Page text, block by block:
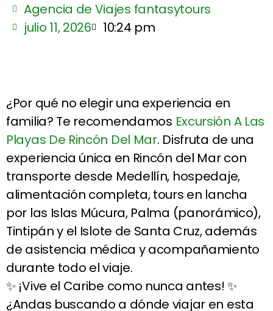
Agencia de Viajes fantasytours
julio 11, 2026
10:24 pm
¿Por qué no elegir una experiencia en
familia? Te recomendamos Excursión A Las
Playas De Rincón Del Mar. Disfruta de una
experiencia única en Rincón del Mar con
transporte desde Medellín, hospedaje,
alimentación completa, tours en lancha
por las Islas Múcura, Palma (panorámico),
Tintipán y el Islote de Santa Cruz, además
de asistencia médica y acompañamiento
durante todo el viaje.
✨ ¡Vive el Caribe como nunca antes! ✨
¿Andas buscando a dónde viajar en esta